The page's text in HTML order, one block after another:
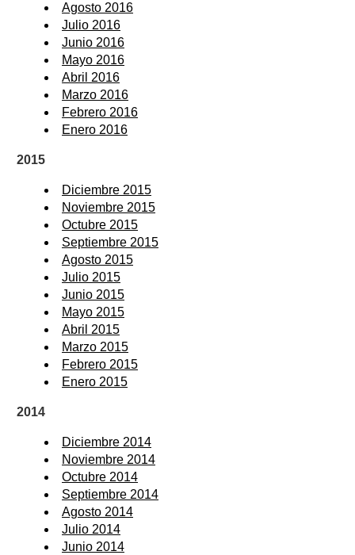
Agosto 2016
Julio 2016
Junio 2016
Mayo 2016
Abril 2016
Marzo 2016
Febrero 2016
Enero 2016
2015
Diciembre 2015
Noviembre 2015
Octubre 2015
Septiembre 2015
Agosto 2015
Julio 2015
Junio 2015
Mayo 2015
Abril 2015
Marzo 2015
Febrero 2015
Enero 2015
2014
Diciembre 2014
Noviembre 2014
Octubre 2014
Septiembre 2014
Agosto 2014
Julio 2014
Junio 2014